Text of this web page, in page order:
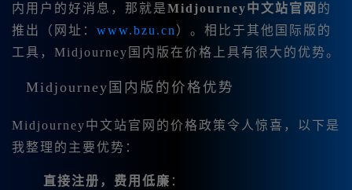
内用户的好消息，那就是Midjourney中文站官网 的
推出（网址： www.bzu.cn ）。相比于其他国际版的
工具，Midjourney国内版在价格上具有很大的优势。
Midjourney国内版的价格优势
Midjourney中文站官网的价格政策令人惊喜，以下是
我整理的主要优势：
直接注册，费用低廉 ：